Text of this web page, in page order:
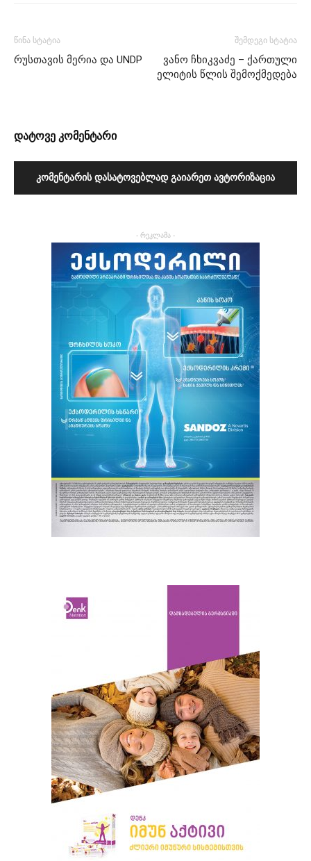
წინა სტატია
რუსთავის მერია და UNDP
შემდეგი სტატია
ვანო ჩხიკვაძე – ქართული
ელიტის წლის შემოქმედება
დატოვე კომენტარი
ᲙᲝᲛᲔᲜᲢᲐᲠᲘᲡ ᲓᲐᲡᲐᲢᲝᲕᲔᲑᲚᲐᲓ ᲒᲐᲘᲐᲠᲔᲗ ᲐᲕᲢᲝᲠᲘᲖᲐᲪᲘᲐ
- რეკლამა -